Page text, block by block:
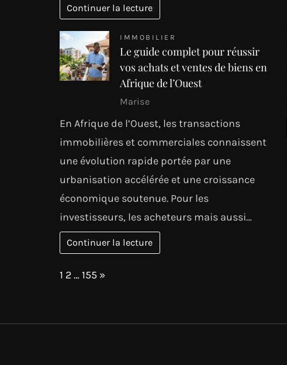
Continuer la lecture
IMMOBILIER
Le guide complet pour réussir
vos achats et ventes de biens en
Afrique de l’Ouest
Marise
En Afrique de l’Ouest, les transactions
immobilières et commerciales connaissent
une évolution rapide portée par une
urbanisation accélérée et une croissance
économique soutenue. Pour les
investisseurs, les acheteurs mais aussi…
Continuer la lecture
Page:
1 2…155 Next
»